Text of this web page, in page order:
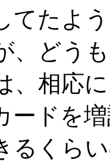
てたよ
、どう
、相応
ードを
るくら